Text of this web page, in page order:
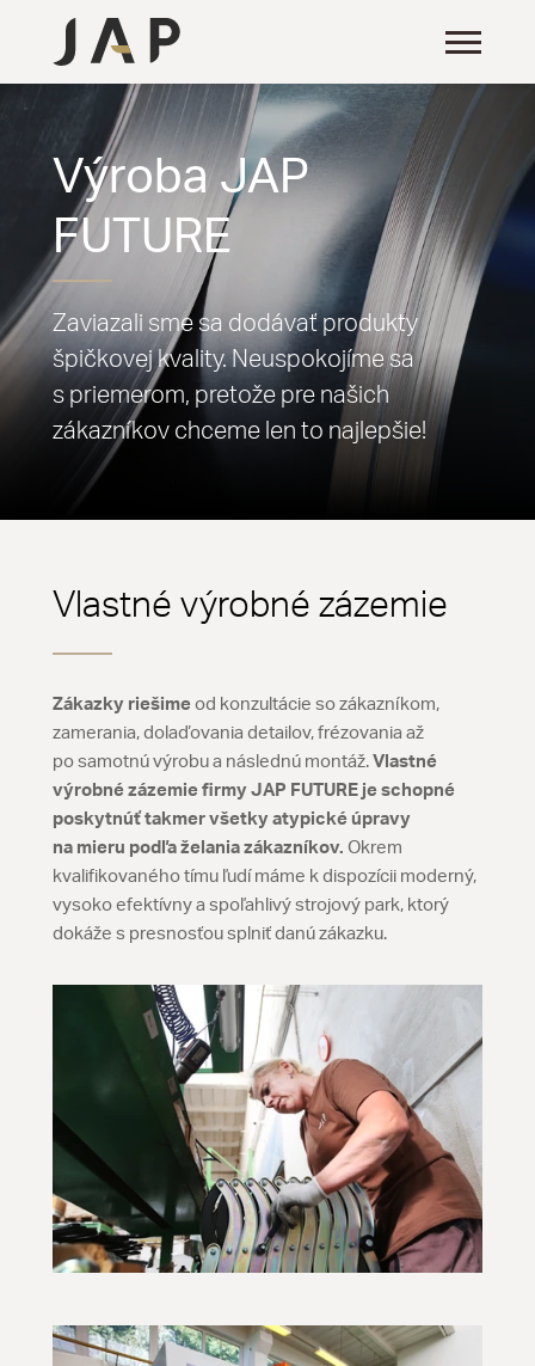
Výroba JAP
FUTURE
Zaviazali sme sa dodávať produkty
špičkovej kvality. Neuspokojíme sa
s priemerom, pretože pre našich
zákazníkov chceme len to najlepšie!
Vlastné výrobné zázemie
Zákazky riešime od konzultácie so zákazníkom,
zamerania, dolaďovania detailov, frézovania až
po samotnú výrobu a následnú montáž. Vlastné
výrobné zázemie firmy JAP FUTURE je schopné
poskytnúť takmer všetky atypické úpravy
na mieru podľa želania zákazníkov. Okrem
kvalifikovaného tímu ľudí máme k dispozícii moderný,
vysoko efektívny a spoľahlivý strojový park, ktorý
dokáže s presnosťou splniť danú zákazku.